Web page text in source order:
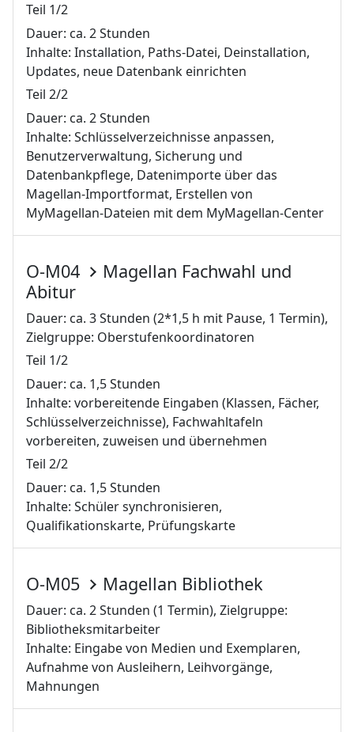
Teil 1/2
Dauer: ca. 2 Stunden
Inhalte: Installation, Paths-Datei, Deinstallation,
Updates, neue Datenbank einrichten
Teil 2/2
Dauer: ca. 2 Stunden
Inhalte: Schlüsselverzeichnisse anpassen,
Benutzerverwaltung, Sicherung und
Datenbankpflege, Datenimporte über das
Magellan-Importformat, Erstellen von
MyMagellan-Dateien mit dem MyMagellan-Center
O-M04
Magellan Fachwahl und
Abitur
Dauer: ca. 3 Stunden (2*1,5 h mit Pause, 1 Termin),
Zielgruppe: Oberstufenkoordinatoren
Teil 1/2
Dauer: ca. 1,5 Stunden
Inhalte: vorbereitende Eingaben (Klassen, Fächer,
Schlüsselverzeichnisse), Fachwahltafeln
vorbereiten, zuweisen und übernehmen
Teil 2/2
Dauer: ca. 1,5 Stunden
Inhalte: Schüler synchronisieren,
Qualifikationskarte, Prüfungskarte
O-M05 Magellan Bibliothek
Dauer: ca. 2 Stunden (1 Termin), Zielgruppe:
Bibliotheksmitarbeiter
Inhalte: Eingabe von Medien und Exemplaren,
Aufnahme von Ausleihern, Leihvorgänge,
Mahnungen